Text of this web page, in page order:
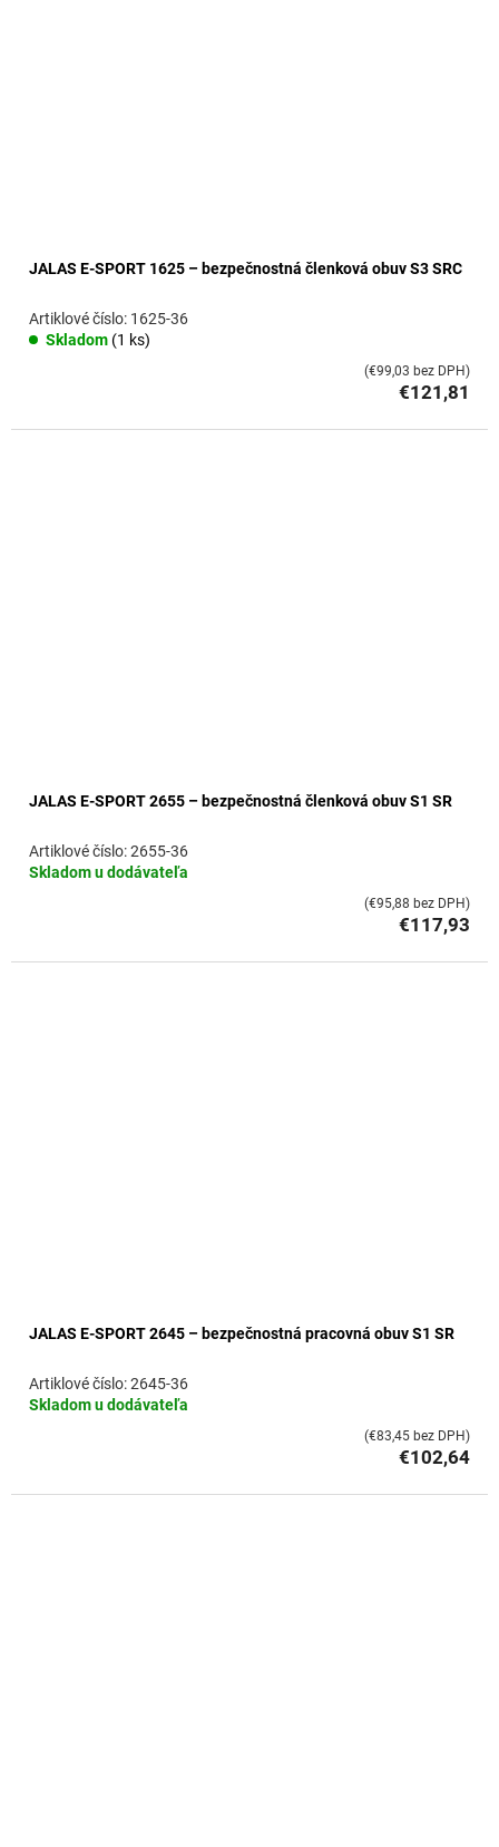
JALAS E-SPORT 1625 – bezpečnostná členková obuv S3 SRC
Skladom (1 ks)
1625-36
€121,81
(€99,03 bez DPH)
JALAS E-SPORT 2655 – bezpečnostná členková obuv S1 SR
Skladom u dodávateľa
2655-36
€117,93
(€95,88 bez DPH)
JALAS E-SPORT 2645 – bezpečnostná pracovná obuv S1 SR
Skladom u dodávateľa
2645-36
€102,64
(€83,45 bez DPH)